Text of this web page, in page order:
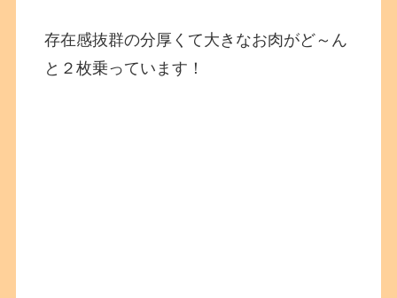
存在感抜群の分厚くて大きなお肉がど～ん
と２枚乗っています！